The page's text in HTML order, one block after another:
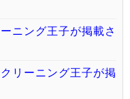
ニング王子が掲載さ
リーニング王子が掲